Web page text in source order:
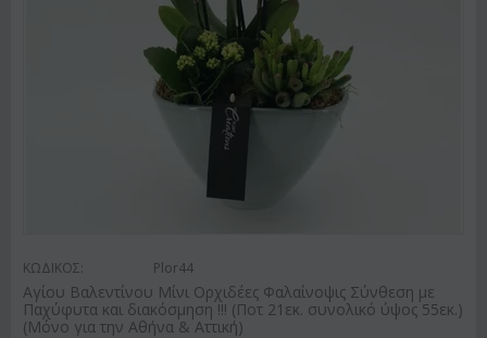
ΚΩΔΙΚΟΣ: Plor44
Αγίου Βαλεντίνου Μίνι Ορχιδέες Φαλαίνοψις Σύνθεση με
Παχύφυτα και διακόσμηση !!! (Ποτ 21εκ. συνολικό ύψος 55εκ.)
(Μόνο για την Αθήνα & Αττική)